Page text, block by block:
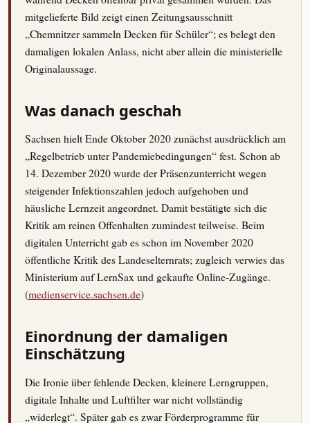
mitgelieferte Bild zeigt einen Zeitungsausschnitt
„Chemnitzer sammeln Decken für Schüler“; es belegt den
damaligen lokalen Anlass, nicht aber allein die ministerielle
Originalaussage.
Was danach geschah
Sachsen hielt Ende Oktober 2020 zunächst ausdrücklich am
„Regelbetrieb unter Pandemiebedingungen“ fest. Schon ab
14. Dezember 2020 wurde der Präsenzunterricht wegen
steigender Infektionszahlen jedoch aufgehoben und
häusliche Lernzeit angeordnet. Damit bestätigte sich die
Kritik am reinen Offenhalten zumindest teilweise. Beim
digitalen Unterricht gab es schon im November 2020
öffentliche Kritik des Landeselternrats; zugleich verwies das
Ministerium auf LernSax und gekaufte Online-Zugänge.
(medienservice.sachsen.de)
Einordnung der damaligen
Einschätzung
Die Ironie über fehlende Decken, kleinere Lerngruppen,
digitale Inhalte und Luftfilter war nicht vollständig
„widerlegt“. Später gab es zwar Förderprogramme für